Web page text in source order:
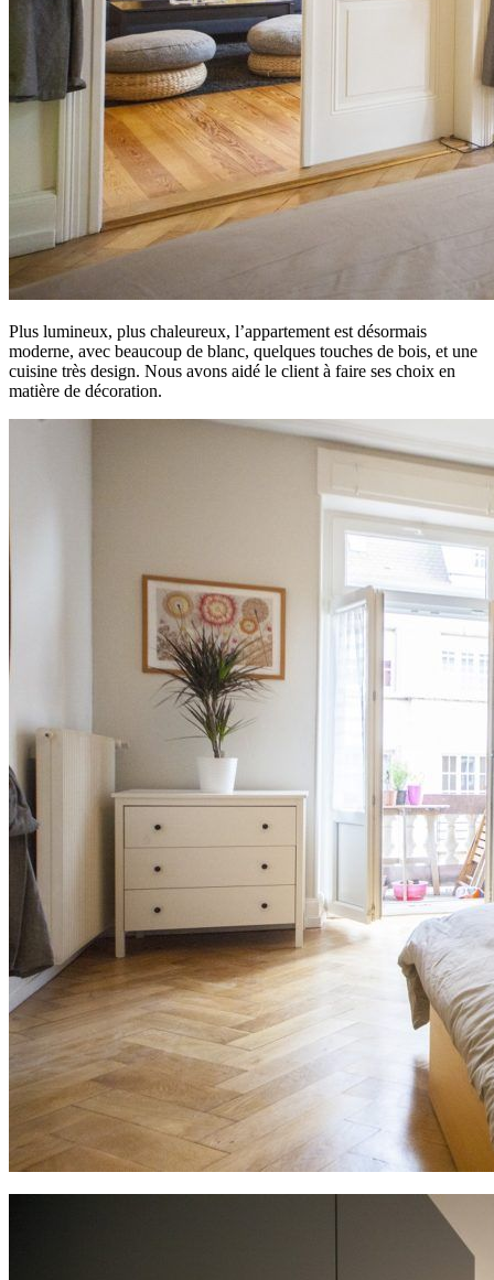
Plus lumineux, plus chaleureux, l’appartement est désormais
moderne, avec beaucoup de blanc, quelques touches de bois, et une
cuisine très design. Nous avons aidé le client à faire ses choix en
matière de décoration.